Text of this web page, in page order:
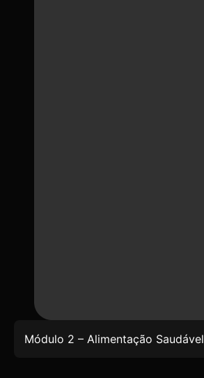
Módulo 2 – Alimentação Saudável